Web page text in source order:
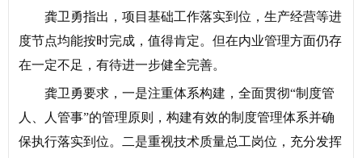
龚卫勇指出，项目基础工作落实到位，生产经营等进
度节点均能按时完成，值得肯定。但在内业管理方面仍存
在一定不足，有待进一步健全完善。
龚卫勇要求，一是注重体系构建，全面贯彻“制度管
人、人管事”的管理原则，构建有效的制度管理体系并确
保执行落实到位。二是重视技术质量总工岗位，充分发挥